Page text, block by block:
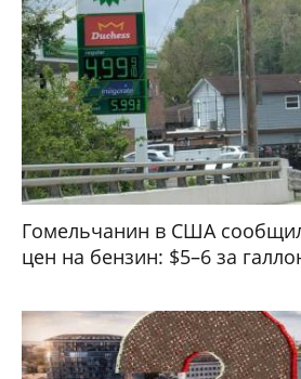
Гомельчанин в США
цен на бензин: $5–6 за